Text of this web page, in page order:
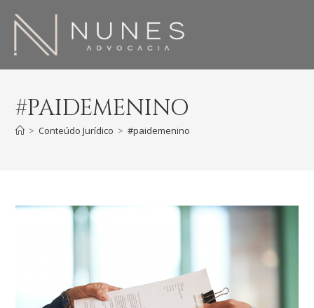
#PAIDEMENINO
> Conteúdo Jurídico > #paidemenino